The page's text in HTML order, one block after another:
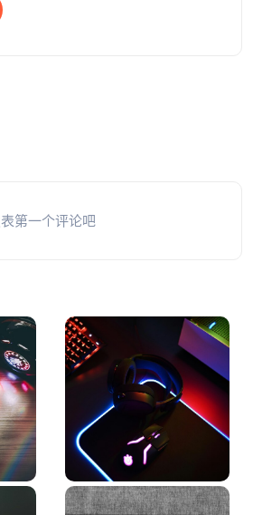
第一个评论吧